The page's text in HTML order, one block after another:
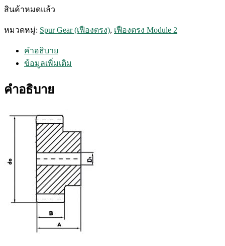
สินค้าหมดแล้ว
หมวดหมู่: Spur Gear (เฟืองตรง), เฟืองตรง Module 2
คำอธิบาย
ข้อมูลเพิ่มเติม
คำอธิบาย